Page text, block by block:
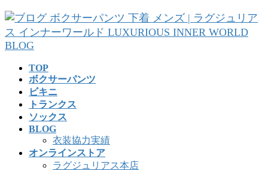
コ
ン
テ
ン
ナ
ビ
ゲ
ー
TOP
ボクサーパンツ
ビキニ
トランクス
ソックス
BLOG
衣装協力実績
オンラインストア
ラグジュリアス本店